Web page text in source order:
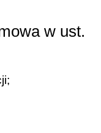
w ust.